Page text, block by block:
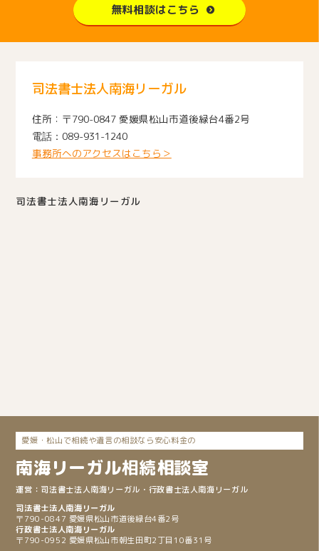
無料相談はこちら
司法書士法人南海リーガル
〒790-0847 愛媛県松山市道後緑台4番2号
089-931-1240
事務所へのアクセスはこちら＞
司法書士法人南海リーガル
愛媛・松山で相続や遺言の相談なら安心料金の
南海リーガル相続相談室
司法書士法人南海リーガル ・行政書士法人南海リーガル
〒790-0847 愛媛県松山市道後緑台4番2号
〒790-0952 愛媛県松山市朝生田町2丁目10番31号